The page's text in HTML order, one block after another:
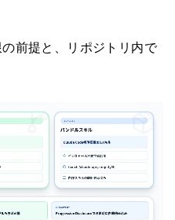
前提と、リポジトリ内で